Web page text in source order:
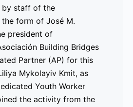
by staff of the
form of José M.
president of
Building Bridges
Partner (AP) for this
Mykolayiv Kmit, as
Youth Worker
the activity from the
Building Bridges en este proyecto,
como beneficiarios directos del
Yelyzaveta Priakhina
por el proyecto.
del14 al 16 de abril de
un proyecto increíblemente